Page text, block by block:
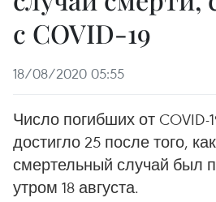
с COVID-19
18/08/2020 05:55
Число погибших от COVID-
достигло 25 после того,
смертельный случай был
утром 18 августа.